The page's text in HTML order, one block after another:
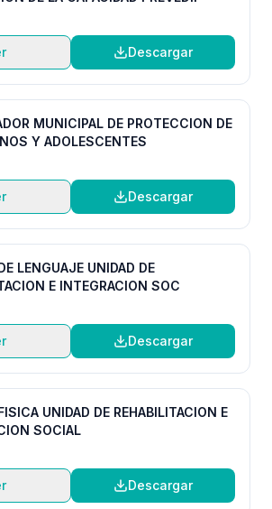
Descargar
MUNICIPAL DE PROTECCION DE
Y ADOLESCENTES
Descargar
LENGUAJE UNIDAD DE
E INTEGRACION SOC
Descargar
UNIDAD DE REHABILITACION E
SOCIAL
Descargar